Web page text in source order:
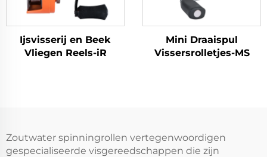
Ijsvisserij en Beek
Vliegen Reels-iR
Mini Draaispul
Vissersrolletjes-MS
Zoutwater spinningrollen vertegenwoordigen
gespecialiseerde visgereedschappen die zijn